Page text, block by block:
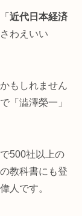
近代日本経済
さわえいい
もしれません
「澁澤榮一」
500社以上の
教科書にも登
人です。